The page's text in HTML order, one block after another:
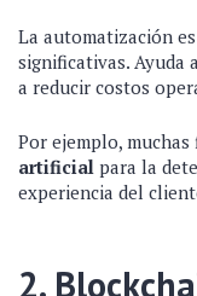
La automatización
significativas. Ayuda
a reducir costos
Por ejemplo,
artificial para la
experiencia del
2.